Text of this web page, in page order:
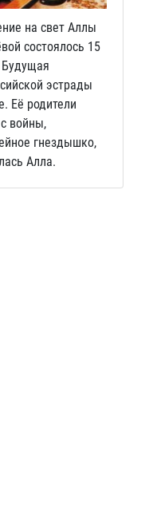
на свет Аллы
состоялось 15
Будущая
эстрады
Её родители
войны,
гнездышко,
Алла.